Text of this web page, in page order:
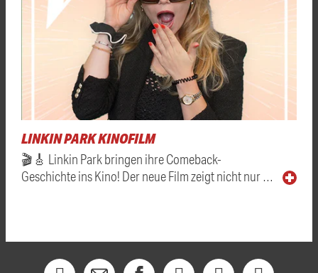
LINKIN PARK KINOFILM
🎬🎸 Linkin Park bringen ihre Comeback-
Geschichte ins Kino! Der neue Film zeigt nicht nur …